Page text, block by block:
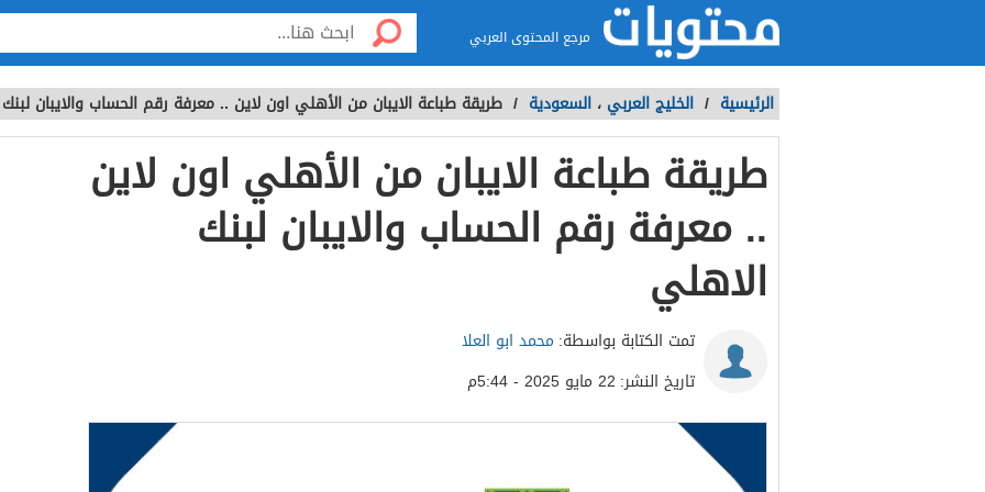
مرجع المحتوى العربي
الرئيسية / الخليج العربي ، السعودية / طريقة طباعة الايبان من الأهلي اون لاين .. معرفة رقم الحساب والايبان
طريقة طباعة الايبان من الأهلي اون لاين
.. معرفة رقم الحساب والايبان لبنك
الاهلي
تمت الكتابة بواسطة: محمد ابو العلا
تاريخ النشر: 22 مايو 2025 - 5:44م